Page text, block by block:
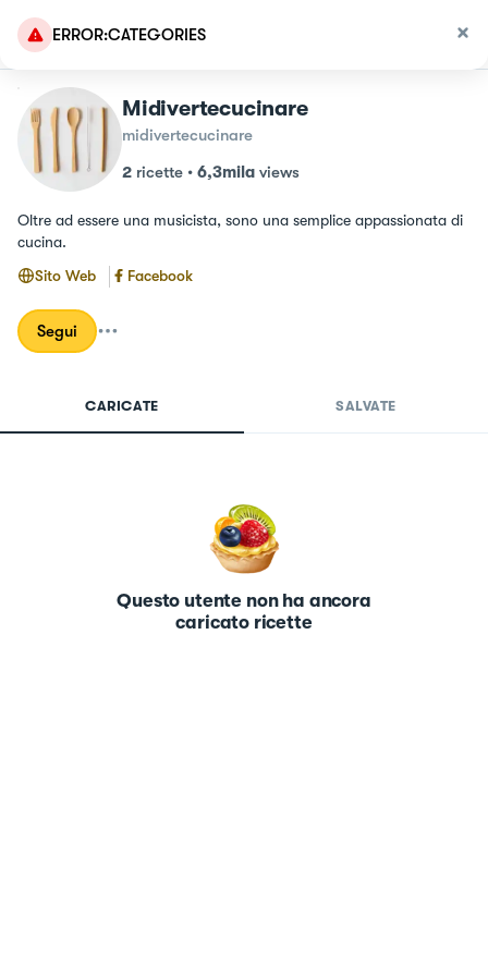
ERROR:CATEGORIES
Midivertecucinare
midivertecucinare
2 ricette • 6,3mila views
Oltre ad essere una musicista, sono una semplice appassionata di
cucina.
Sito Web
Facebook
Segui
CARICATE SALVATE
Questo utente non ha ancora
caricato ricette